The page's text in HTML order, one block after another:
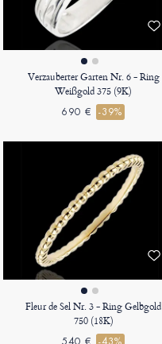
Verzauberter Garten Nr. 6 - Ring
Weißgold 375 (9K)
690 € -39%
Fleur de Sel Nr. 3 - Ring Gelbgold
750 (18K)